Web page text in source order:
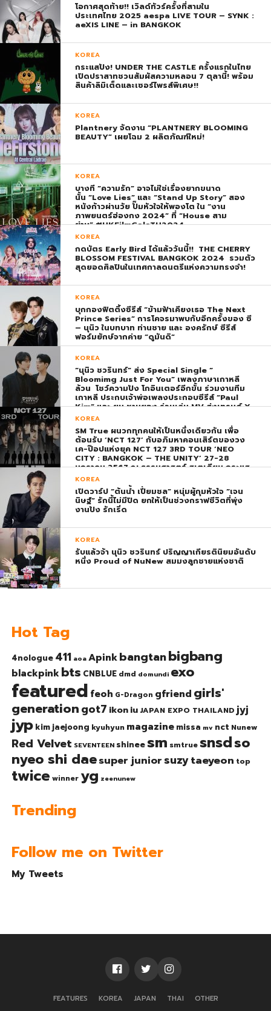
โอกาศสุดท้าย!! เวิลด์ทัวร์ครั้งที่สามใน
ประเทศไทย 2025 aespa LIVE TOUR – SYNK :
aeXIS LINE – in BANGKOK
KOREA
กระแสปัง! UNDER THE CASTLE ครั้งแรกในไทย
เปิดปราสาทชวนสัมผัสความหลอน 7 ตุลานี้! พร้อม
สินค้าลิมิเต็ดและเซอร์ไพรส์พิเศษ!!
KOREA
Plantnery จัดงาน “PLANTNERY BLOOMING
BEAUTY” เผยโฉม 2 ผลิตภัณฑ์ใหม่!
KOREA
บางที “ความรัก” อาจไม่ใช่เรื่องยากขนาด
นั้น “Love Lies” และ “Stand Up Story” สอง
หนังก้าวผ่านวัย ปั๊มหัวใจให้พองโต ใน “งาน
ภาพยนตร์ฮ่องกง 2024” ที่ “House สาม
ย่าน” #HKFilmGalaTH2024
KOREA
กดบัตร Early Bird ได้แล้ววันนี้!! THE CHERRY
BLOSSOM FESTIVAL BANGKOK 2024 รวมตัว
สุดยอดศิลปินในเทศกาลดนตรีแห่งความทรงจำ!
KOREA
บุกกองฟิตติ้งซีรีส์ “ข้ามฟ้าเคียงเธอ The Next
Prince Series” การโคจรมาพบกับอีกครั้งของ ซี
– นุนิว ในบทบาท ท่านชาย และ องครักษ์ ซีรีส์
ฟอร์มยักษ์จากค่าย “ดูมันดิ”
KOREA
“นุนิว ชวรินทร์” ส่ง Special Single “
Bloomimg Just For You” เพลงภาษาเกาหลี
ล้วน โชว์ความปัง โกอินเตอร์อีกขั้น ร่วมงานทีม
เกาหลี ประกบเจ้าพ่อเพลงประกอบซีรีส์ “Paul
Kim” และ ยุน ชานยอง ร่วมเล่น MV ส่งเทรนด์ X
พุ่ง ติดอันดับ 1 โลก
KOREA
SM True ผนวกทุกคนให้เป็นหนึ่งเดียวกัน เพื่อ
ต้อนรับ ‘NCT 127’ กับอภิมหาคอนเสิร์ตของวง
เค-ป๊อปแห่งยุค NCT 127 3RD TOUR ‘NEO
CITY : BANGKOK – THE UNITY’ 27-28
มกราคม 2567 ณ ธรรมศาสตร์ สเตเดียม กระแส
ตอบรับยิ่งใหญ่สมการรอคอย บัตร SOLD OUT
ทุกที่นั่งทันทีที่เปิดจำหน่าย !
KOREA
เปิดวาร์ป “ต้นน้ำ เปี่ยมชล” หนุ่มผู้กุมหัวใจ “เจน
นิษฐ์” รักนี้ไม่มีปิด ยกให้เป็นช่วงกราฟชีวิตที่พุ่ง
งานปัง รักเริ่ด
KOREA
รับแล้วจ้า นุนิว ชวรินทร์ ปริญญาเกียรตินิยมอันดับ
หนึ่ง Proud of NuNew สมมงลูกชายแห่งชาติ
Hot Tag
4nologue 411 aoa Apinkbangtanbigbang
blackpinkbts CNBLUE dmd domundi exo
featured feoh G-Dragon gfriend girls'
generationgot7 ikoniu JAPAN EXPO THAILAND jyj
jyp kim jaejoong kyuhyun magazine missa mv nct Nunew
Red Velvet SEVENTEEN shinee sm smtrue snsdso
nyeo shi daesuper junior suzytaeyeon top
twice winner yg zeenunew
Trending
Follow me on Twitter
My Tweets
FEATURES KOREA JAPAN THAI OTHER